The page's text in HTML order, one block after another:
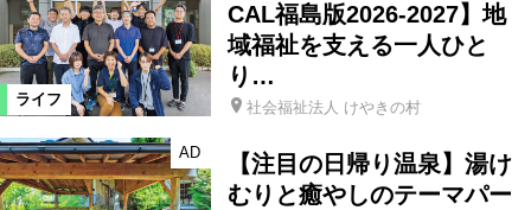
ライフ
CAL福島版2026-2027】地
域福祉を支える一人ひと
り…
社会福祉法人 けやきの村
AD
【注目の日帰り温泉】湯け
むりと癒やしのテーマパー